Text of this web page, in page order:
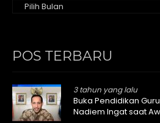
POS TERBARU
3 tahun yang lalu
Buka Pendidikan
Nadiem Ingat saat